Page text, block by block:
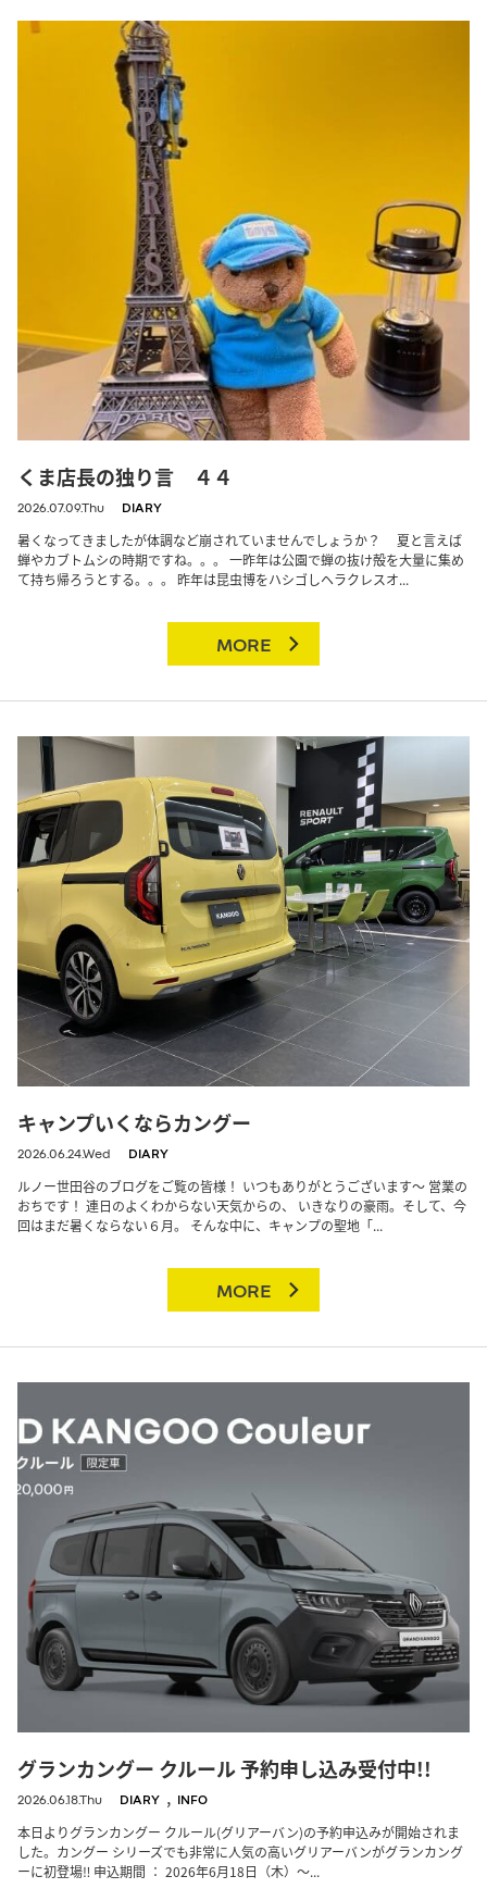
くま店長の独り言 ４４
2026.07.09.Thu DIARY
暑くなってきましたが体調など崩されていませんでしょうか？ 夏と言えば
蝉やカブトムシの時期ですね。。。 一昨年は公園で蝉の抜け殻を大量に集め
て持ち帰ろうとする。。。 昨年は昆虫博をハシゴしヘラクレスオ...
MORE
キャンプいくならカングー
2026.06.24.Wed DIARY
ルノー世田谷のブログをご覧の皆様！ いつもありがとうございます～ 営業の
おちです！ 連日のよくわからない天気からの、 いきなりの豪雨。そして、今
回はまだ暑くならない６月。 そんな中に、キャンプの聖地「...
MORE
グランカングー クルール 予約申し込み受付中!!
2026.06.18.Thu DIARY , INFO
本日よりグランカングー クルール(グリアーバン)の予約申込みが開始されま
した。カングー シリーズでも非常に人気の高いグリアーバンがグランカング
ーに初登場‼︎ 申込期間 ： 2026年6月18日（木）～...